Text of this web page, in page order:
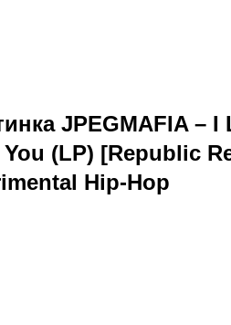
JPEGMAFIA – I
(LP) [Republic
Hip-Hop